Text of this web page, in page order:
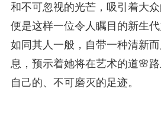
和不可忽视的光芒，吸引着大众
便是这样一位令人瞩目的新生代
如同其人一般，自带一种清新
息，预示着她将在艺术的道🌸
自己的、不可磨灭的足迹。